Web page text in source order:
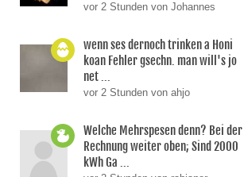
vor 2 Stunden von Johannes
wenn ses dernoch trinken a Honi
koan Fehler gsechn. man will's jo
net ...
vor 2 Stunden von ahjo
Welche Mehrspesen denn? Bei der
Rechnung weiter oben; Sind 2000
kWh Ga ...